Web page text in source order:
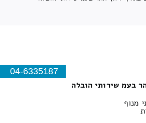
04-6335187
בעמ שירותי הובלה
מנוף